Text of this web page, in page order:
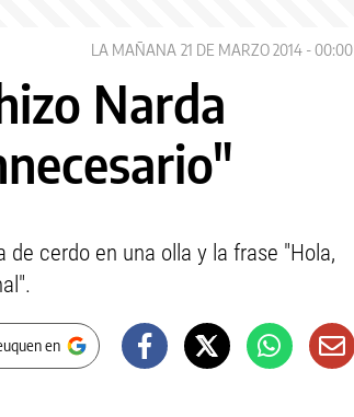
LA MAÑANA 21 DE MARZO 2014 - 00:00
Narda
cerdo en una olla y la frase "Hola,
en